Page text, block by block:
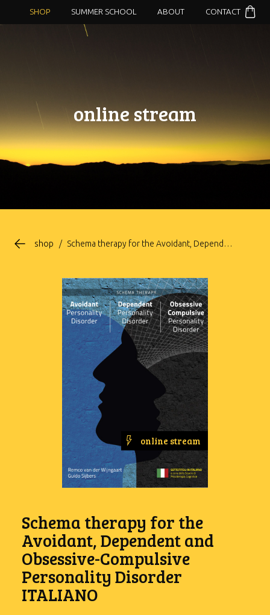
SHOP SUMMER SCHOOL ABOUT CONTACT
online stream
shop / Schema therapy for the Avoidant, Dependent and Obsessive-Compulsive Personality Disorder ITALIANO
online stream
Schema therapy for the
Avoidant, Dependent and
Obsessive-Compulsive
Personality Disorder
ITALIANO